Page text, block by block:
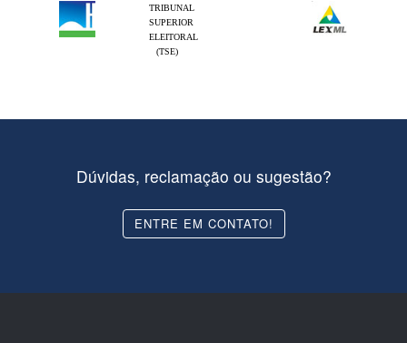
TRIBUNAL
SUPERIOR
ELEITORAL
(TSE)
Dúvidas, reclamação ou sugestão?
ENTRE EM CONTATO!